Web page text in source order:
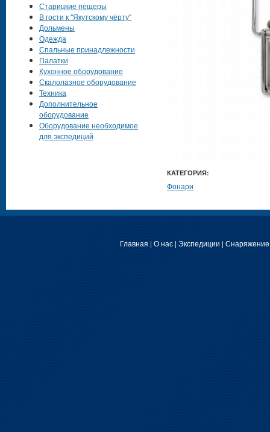
КАТЕГОРИЯ:
Фонари
Старицкие пещеры
В гости к "Якутскому чёрту"
Дольмены
Одежда
Спальные принадлежности
Палатки
Кухонное оборудование
Скалолазное оборудование
Техника
Дополнительное
оборудование
Оборудование необходимое
для экспедиций
Главная | О нас| Экспедиции | Снаряжение